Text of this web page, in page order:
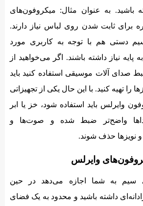
باشید. به عنوان مثال: میکروفون‌های
برای ثابت شدن روی لباس نیاز دارند.
دستی هم با توجه به کاربری مورد
نیاز داشته باشند. اگر می‌خواهید از
صدای آلات موسیقی استفاده کنید باید
تهیه کنید. با این حال یکی از تجهیزاتی
وایرلس باید استفاده شود، خز یا ابر
واضح‌تر ضبط شده و صوت‌ها و
نویزها حذف شوند.
وایرلس
سیم به شما اجازه می‌دهد در حین
داشته باشید و محدود به یک فضای